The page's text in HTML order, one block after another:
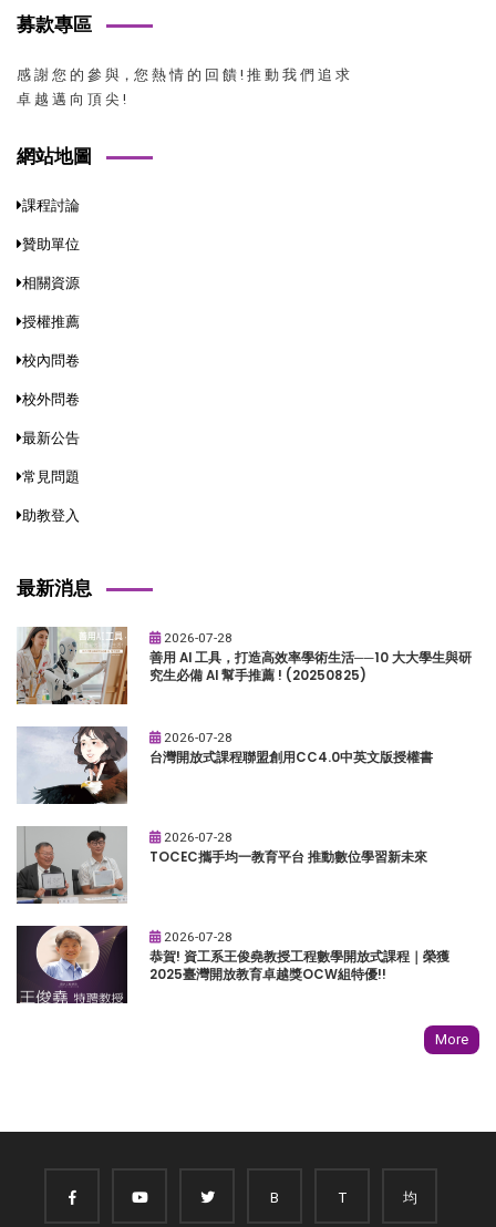
募款專區
感 謝 您 的 參 與，您 熱 情 的 回 饋 ! 推 動 我 們 追 求
卓 越 邁 向 頂 尖 !
網站地圖
課程討論
贊助單位
相關資源
授權推薦
校內問卷
校外問卷
最新公告
常見問題
助教登入
最新消息
2026-07-28
善用 AI 工具，打造高效率學術生活──10 大大學生與研
究生必備 AI 幫手推薦 ! (20250825)
2026-07-28
台灣開放式課程聯盟創用CC4.0中英文版授權書
2026-07-28
TOCEC攜手均一教育平台 推動數位學習新未來
2026-07-28
恭賀! 資工系王俊堯教授工程數學開放式課程｜榮獲
2025臺灣開放教育卓越獎OCW組特優!!
More
B T 均